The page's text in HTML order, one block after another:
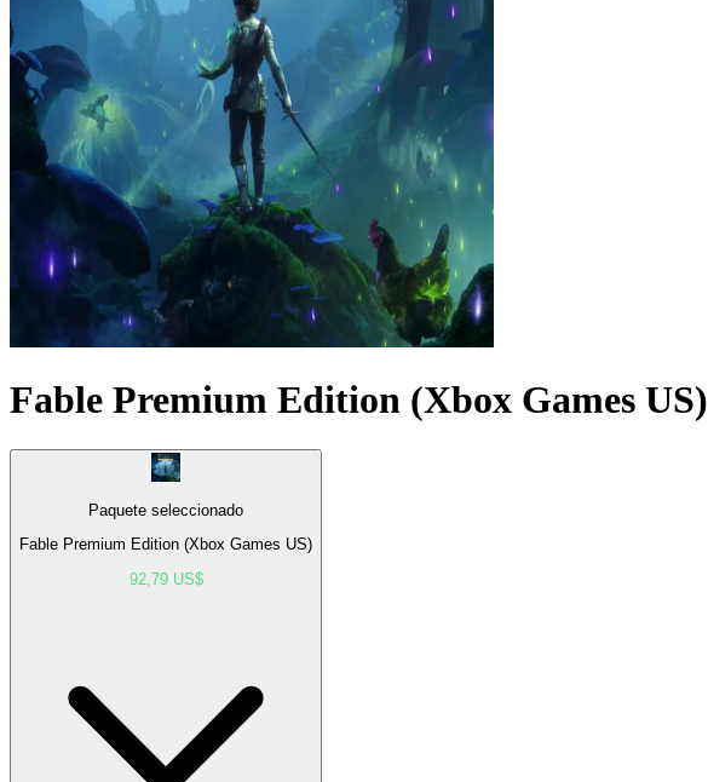
Fable Premium Edition (Xbox Games US)
Paquete seleccionado
Fable Premium Edition (Xbox Games US)
92,79 US$